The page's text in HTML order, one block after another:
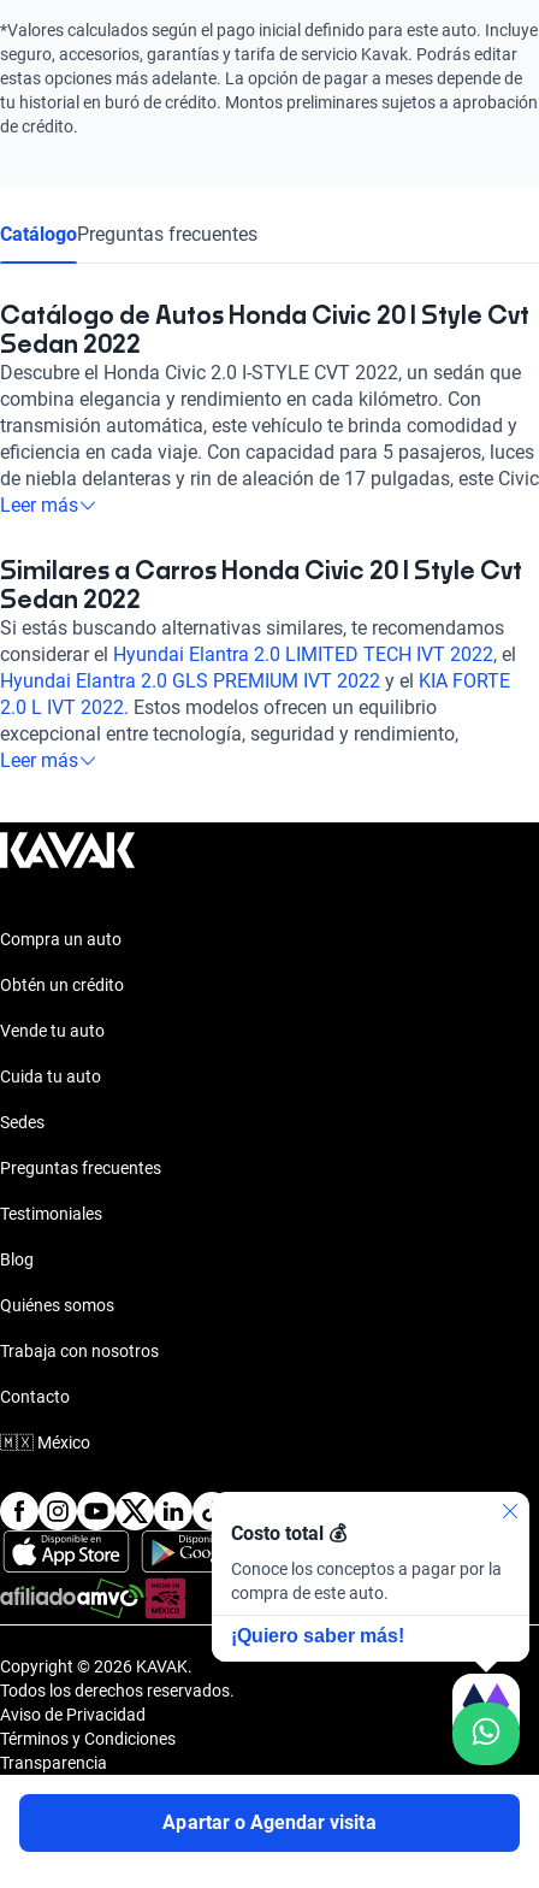
Apartar o Agendar visita
*Valores calculados según el pago inicial definido para este auto. Incluye
seguro, accesorios, garantías y tarifa de servicio Kavak. Podrás editar
estas opciones más adelante. La opción de pagar a meses depende de
tu historial en buró de crédito. Montos preliminares sujetos a aprobación
de crédito.
CatálogoPreguntas frecuentes
Catálogo de Autos Honda Civic 20 I Style Cvt
Sedan 2022
Descubre el Honda Civic 2.0 I-STYLE CVT 2022, un sedán que
combina elegancia y rendimiento en cada kilómetro. Con
transmisión automática, este vehículo te brinda comodidad y
eficiencia en cada viaje. Con capacidad para 5 pasajeros, luces
de niebla delanteras y rin de aleación de 17 pulgadas, este Civic
te llevará a donde quieras con estilo. Equipado con un motor de
fuerza, mientras que su consumo combinado de 5.0 l/100km te
garantiza eficiencia en cada trayecto. Disfruta de tecnología de
punta con pantalla táctil, Bluetooth, Apple CarPlay y Android
Auto, junto con características de seguridad como 6 airbags,
frenos ABS y asistencia de frenado. Con el Honda Civic 2.0 I-
STYLE CVT 2022, cada viaje se convierte en una experiencia de
confort y confiabilidad. ¡Hazlo tuyo y vive la emoción de la
carretera!
Leer más
Similares a Carros Honda Civic 20 I Style Cvt
Sedan 2022
Si estás buscando alternativas similares, te recomendamos
considerar el Hyundai Elantra 2.0 LIMITED TECH IVT 2022, el
Hyundai Elantra 2.0 GLS PREMIUM IVT 2022 y el KIA FORTE
2.0 L IVT 2022. Estos modelos ofrecen un equilibrio
excepcional entre tecnología, seguridad y rendimiento,
brindándote una experiencia de conducción confiable y
¡Descubre más sobre estos autos en nuestra plataforma!
Leer más
Costo total 💰
Conoce los conceptos a pagar por la
compra de este auto.
¡Quiero saber más!
Compra un auto
Obtén un crédito
Vende tu auto
Cuida tu auto
Sedes
Preguntas frecuentes
Testimoniales
Blog
Quiénes somos
Trabaja con nosotros
Contacto
🇲🇽 México
Copyright © 2026 KAVAK.
Todos los derechos reservados.
Aviso de Privacidad
Términos y Condiciones
Transparencia
Uvi Tech, S.A.P.I. de C.V., Carretera Amomolulco - Capulhuac, No. 1 Col.